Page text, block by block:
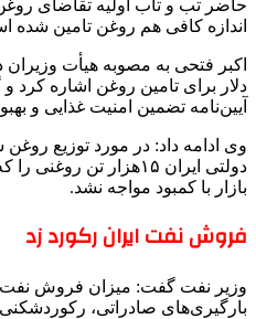
حاضر تب و تاب اولیه تقاضای
اندازه کافی هم روغن تامین شده
دلار برای تامین روغن اشاره کرد
آیین‌نامه تضمین امنیت غذایی و
وی ادامه داد: در مورد توزیع
دولتی ایران ۱۵‌هزار تن
بازار با کمبود مواجه نشد.
فروش نفت ایران رکورد زد
بارگیری‌های صادراتی،